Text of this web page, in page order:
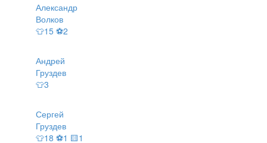
Александр
Волков
👕15 ⚽2
Андрей
Груздев
👕3
Сергей
Груздев
👕18 ⚽1 🟨1